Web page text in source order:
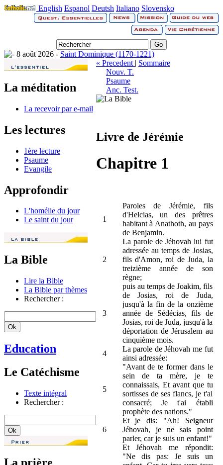
English Espanol Deutsh Italiano Slovensko
8 août 2026 - Saint Dominique (1170-1221)
La méditation
La recevoir par e-mail
Les lectures
1ère lecture
Psaume
Evangile
Approfondir
L'homélie du jour
Le saint du jour
La Bible
Lire la Bible
La Bible par thèmes
Rechercher :
Education
Le Catéchisme
Texte intégral
Rechercher :
« Precedent | Sommaire
Nouv. T.
Psaume
Anc. Test.
Livre de Jérémie
Chapitre 1
1
Paroles de Jérémie, fils
d'Helcias, un des prêtres
habitant à Anathoth, au pays
de Benjamin.
2
La parole de Jéhovah lui fut
adressée au temps de Josias,
fils d'Amon, roi de Juda, la
treizième année de son
règne;
3
puis au temps de Joakim, fils
de Josias, roi de Juda,
jusqu'à la fin de la onzième
année de Sédécias, fils de
Josias, roi de Juda, jusqu'à la
déportation de Jérusalem au
cinquième mois.
4
La parole de Jéhovah me fut
ainsi adressée:
5
"Avant de te former dans le
sein de ta mère, je te
connaissais, Et avant que tu
sortisses de ses flancs, je t'ai
consacré; Je t'ai établi
prophète des nations."
6
Et je dis: "Ah! Seigneur
Jéhovah, je ne sais point
parler, car je suis un enfant!"
Et Jéhovah me répondit:
"Ne dis pas: Je suis un